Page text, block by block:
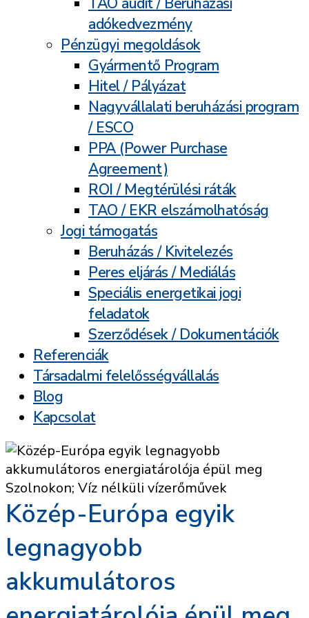
adókedvezmény
Pénzügyi megoldások
Gyármentő Program
Hitel / Pályázat
Nagyvállalati beruházási program
/ ESCO
PPA (Power Purchase
Agreement)
ROI / Megtérülési ráták
TAO / EKR elszámolhatóság
Jogi támogatás
Beruházás / Kivitelezés
Peres eljárás / Mediálás
Speciális energetikai jogi
feladatok
Szerződések / Dokumentációk
Referenciák
Társadalmi felelősségvállalás
Blog
Kapcsolat
Közép-Európa egyik
legnagyobb
akkumulátoros